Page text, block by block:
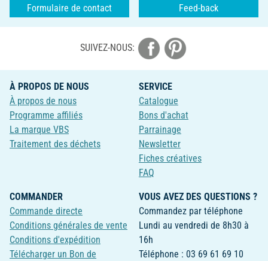
Formulaire de contact Feed-back
SUIVEZ-NOUS:
À PROPOS DE NOUS
À propos de nous
Programme affiliés
La marque VBS
Traitement des déchets
SERVICE
Catalogue
Bons d'achat
Parrainage
Newsletter
Fiches créatives
FAQ
COMMANDER
Commande directe
Conditions générales de vente
Conditions d'expédition
Télécharger un Bon de
VOUS AVEZ DES QUESTIONS ?
Commandez par téléphone
Lundi au vendredi de 8h30 à
16h
Téléphone : 03 69 61 69 10